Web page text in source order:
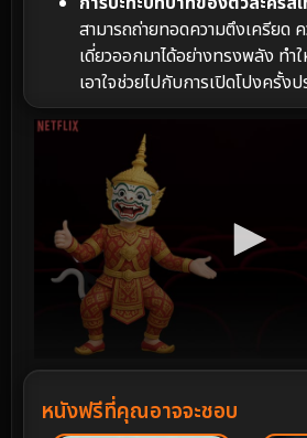
สามารถถ่ายทอดความตึงเครียด
เดี่ยวออกมาได้อย่างทรงพลัง ท
เอาใจช่วยไปกับการเปิดโปงครั้ง
หนังฟรีที่คุณอาจจะชอบ